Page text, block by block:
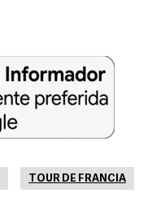
TOUR DE FRANCIA